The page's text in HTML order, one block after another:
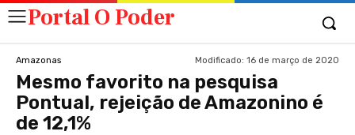
Portal O Poder
Amazonas Modificado: 16 de março de 2020
Mesmo favorito na pesquisa
Pontual, rejeição de Amazonino é
de 12,1%